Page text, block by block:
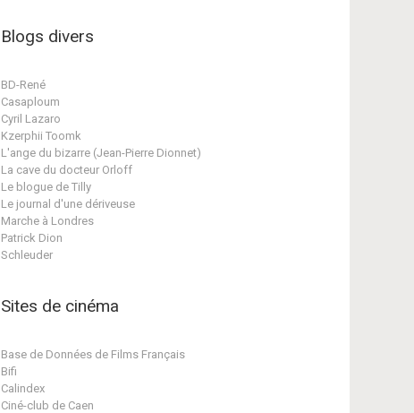
Blogs divers
BD-René
Casaploum
Cyril Lazaro
Kzerphii Toomk
L'ange du bizarre (Jean-Pierre Dionnet)
La cave du docteur Orloff
Le blogue de Tilly
Le journal d'une dériveuse
Marche à Londres
Patrick Dion
Schleuder
Sites de cinéma
Base de Données de Films Français
Bifi
Calindex
Ciné-club de Caen